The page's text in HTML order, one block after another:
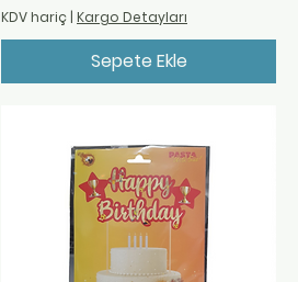
KDV hariç | Kargo Detayları
Sepete Ekle